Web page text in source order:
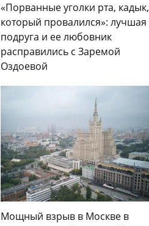
«Порванные уголки рта, кадык,
который провалился»: лучшая
подруга и ее любовник
расправились с Заремой
Оздоевой
Мощный взрыв в Москве в